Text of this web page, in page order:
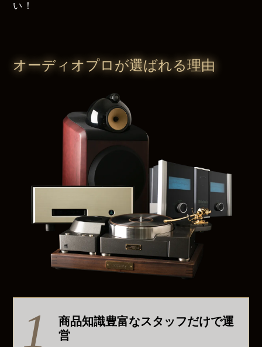
い！
オーディオプロが選ばれる理由
商品知識豊富なスタッフだけで運
営